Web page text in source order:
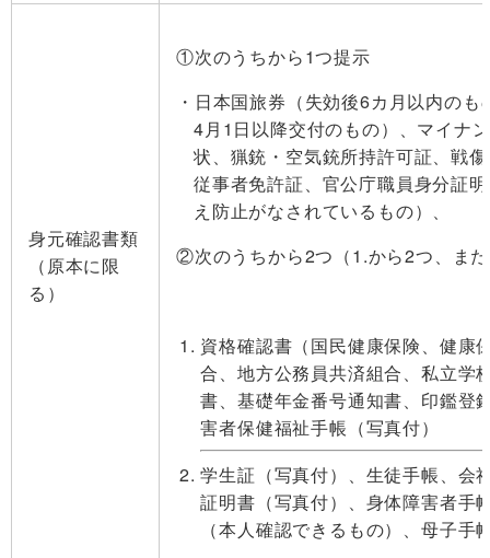
身元確認書類
（原本に限
る）
①次のうちから1つ提示
日本国旅券（失効後6カ月以内の
4月1日以降交付のもの）、マイナ
状、猟銃・空気銃所持許可証、戦
従事者免許証、官公庁職員身分証
え防止がなされているもの）、
②次のうちから2つ（1.から2つ、ま
資格確認書（国民健康保険、健康
合、地方公務員共済組合、私立学
書、基礎年金番号通知書、印鑑登
害者保健福祉手帳（写真付）
学生証（写真付）、生徒手帳、会
証明書（写真付）、身体障害者
（本人確認できるもの）、母子手